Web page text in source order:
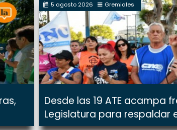
5 agosto 2026 Gremiales
Desde las 19 ATE acampa
Legislatura para respaldar